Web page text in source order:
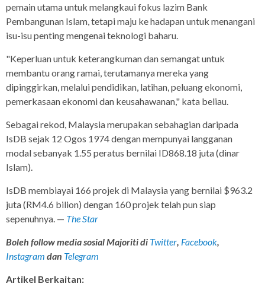
pemain utama untuk melangkaui fokus lazim Bank
Pembangunan Islam, tetapi maju ke hadapan untuk menangani
isu-isu penting mengenai teknologi baharu.
"Keperluan untuk keterangkuman dan semangat untuk
membantu orang ramai, terutamanya mereka yang
dipinggirkan, melalui pendidikan, latihan, peluang ekonomi,
pemerkasaan ekonomi dan keusahawanan," kata beliau.
Sebagai rekod, Malaysia merupakan sebahagian daripada
IsDB sejak 12 Ogos 1974 dengan mempunyai langganan
modal sebanyak 1.55 peratus bernilai ID868.18 juta (dinar
Islam).
IsDB membiayai 166 projek di Malaysia yang bernilai $963.2
juta (RM4.6 bilion) dengan 160 projek telah pun siap
sepenuhnya. — The Star
Boleh follow media sosial Majoriti di Twitter, Facebook,
Instagram dan Telegram
Artikel Berkaitan: